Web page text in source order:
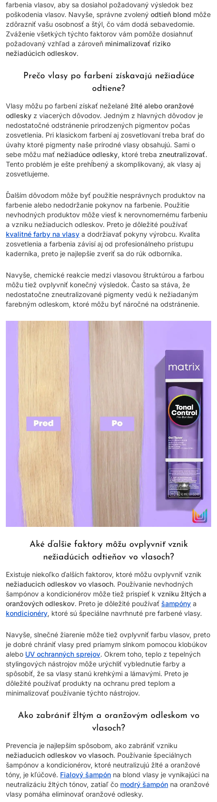
farbenia vlasov, aby sa dosiahol požadovaný výsledok bez
poškodenia vlasov. Navyše, správne zvolený odtieň blond môže
zdôrazniť vašu osobnosť a štýl, čo vám dodá sebavedomie.
Zváženie všetkých týchto faktorov vám pomôže dosiahnuť
požadovaný vzhľad a zároveň minimalizovať riziko
nežiadúcich odleskov.
Prečo vlasy po farbení získavajú nežiadúce
odtiene?
Vlasy môžu po farbení získať neželané žlté alebo oranžové
odlesky z viacerých dôvodov. Jedným z hlavných dôvodov je
nedostatočné odstránenie prirodzených pigmentov počas
zosvetlenia. Pri klasickom farbení aj zosvetlovaní treba brať do
úvahy ktoré pigmenty naše prírodné vlasy obsahujú. Sami o
sebe môžu mať nežiadúce odlesky, ktoré treba zneutralizovať.
Tento problém je ešte prehĺbený a skomplikovaný, ak vlasy aj
zosvetlujeme.
Ďalším dôvodom môže byť použitie nesprávnych produktov na
farbenie alebo nedodržanie pokynov na farbenie. Použitie
nevhodných produktov môže viesť k nerovnomernému farbeniu
a vzniku nežiaducich odleskov. Preto je dôležité používať
kvalitné farby na vlasy a dodržiavať pokyny výrobcu. Kvalita
zosvetlenia a farbenia závisí aj od profesionálneho prístupu
kaderníka, preto je najlepšie zveriť sa do rúk odborníka.
Navyše, chemické reakcie medzi vlasovou štruktúrou a farbou
môžu tiež ovplyvniť konečný výsledok. Často sa stáva, že
nedostatočne zneutralizované pigmenty vedú k nežiadaným
farebným odleskom, ktoré môžu byť náročné na odstránenie.
Aké ďalšie faktory môžu ovplyvniť vznik
nežiadúcich odtieňov vo vlasoch?
Existuje niekoľko ďalších faktorov, ktoré môžu ovplyvniť vznik
nežiaducich odleskov vo vlasoch. Používanie nevhodných
šampónov a kondicionérov môže tiež prispieť k vzniku žltých a
oranžových odleskov. Preto je dôležité používať šampóny a
kondicionéry, ktoré sú špeciálne navrhnuté pre farbené vlasy.
Navyše, slnečné žiarenie môže tiež ovplyvniť farbu vlasov, preto
je dobré chrániť vlasy pred priamym slnkom pomocou klobúkov
alebo UV ochranných sprejov. Okrem toho, teplo z tepelných
stylingových nástrojov môže urýchliť vyblednutie farby a
spôsobiť, že sa vlasy stanú krehkými a lámavými. Preto je
dôležité používať produkty na ochranu pred teplom a
minimalizovať používanie týchto nástrojov.
Ako zabrániť žltým a oranžovým odleskom vo
vlasoch?
Prevencia je najlepším spôsobom, ako zabrániť vzniku
nežiaducich odleskov vo vlasoch. Používanie špeciálnych
šampónov a kondicionérov, ktoré neutralizujú žlté a oranžové
tóny, je kľúčové. Fialový šampón na blond vlasy je vynikajúci na
neutralizáciu žltých tónov, zatiaľ čo modrý šampón na oranžové
vlasy pomáha eliminovať oranžové odlesky.